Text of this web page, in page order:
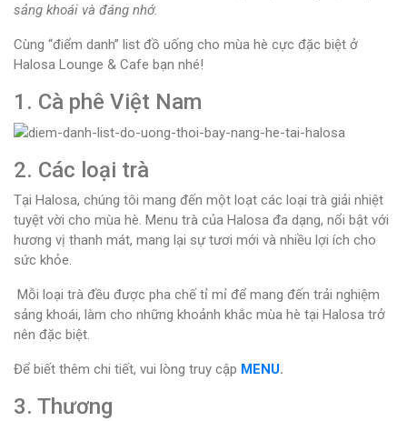
sảng khoái và đáng nhớ.
Cùng “điểm danh” list đồ uống cho mùa hè cực đặc biệt ở
Halosa Lounge & Cafe bạn nhé!
1. Cà phê Việt Nam
2. Các loại trà
Tại Halosa, chúng tôi mang đến một loạt các loại trà giải nhiệt
tuyệt vời cho mùa hè. Menu trà của Halosa đa dạng, nổi bật với
hương vị thanh mát, mang lại sự tươi mới và nhiều lợi ích cho
sức khỏe.
Mỗi loại trà đều được pha chế tỉ mỉ để mang đến trải nghiệm
sảng khoái, làm cho những khoảnh khắc mùa hè tại Halosa trở
nên đặc biệt.
Để biết thêm chi tiết, vui lòng truy cập MENU.
3. Thương